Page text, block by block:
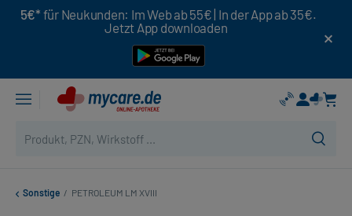
5€* für Neukunden: Im Web ab 55€ | In der App ab 35€.
Jetzt App downloaden
Sonstige / PETROLEUM LM XVIII